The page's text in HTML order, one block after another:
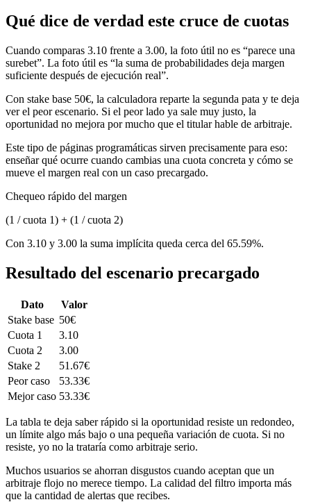
Qué dice de verdad este cruce de cuotas
Cuando comparas 3.10 frente a 3.00, la foto útil no es “parece una
surebet”. La foto útil es “la suma de probabilidades deja margen
suficiente después de ejecución real”.
Con stake base 50€, la calculadora reparte la segunda pata y te deja
ver el peor escenario. Si el peor lado ya sale muy justo, la
oportunidad no mejora por mucho que el titular hable de arbitraje.
Este tipo de páginas programáticas sirven precisamente para eso:
enseñar qué ocurre cuando cambias una cuota concreta y cómo se
mueve el margen real con un caso precargado.
Chequeo rápido del margen
(1 / cuota 1) + (1 / cuota 2)
Con 3.10 y 3.00 la suma implícita queda cerca del 65.59%.
Resultado del escenario precargado
Dato
Valor
Stake base 50€
Cuota 1
3.10
Cuota 2
3.00
Stake 2
51.67€
Peor caso
53.33€
Mejor caso 53.33€
La tabla te deja saber rápido si la oportunidad resiste un redondeo,
un límite algo más bajo o una pequeña variación de cuota. Si no
resiste, yo no la trataría como arbitraje serio.
Muchos usuarios se ahorran disgustos cuando aceptan que un
arbitraje flojo no merece tiempo. La calidad del filtro importa más
que la cantidad de alertas que recibes.